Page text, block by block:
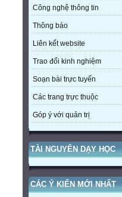
Công nghệ thông tin
Thông báo
Liên kết website
Trao đổi kinh nghiệm
Soạn bài trực tuyến
Các trang trực thuộc
Góp ý với quản trị
TÀI NGUYÊN DẠY HỌC
CÁC Ý KIẾN MỚI NHẤT